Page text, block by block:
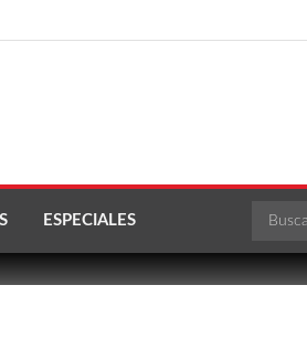
ESPECIALES